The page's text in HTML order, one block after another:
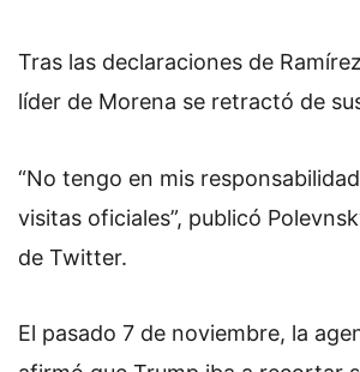
Tras las declaraciones de
líder de Morena se retractó de
“No tengo en mis
visitas oficiales”, publicó
de Twitter.
El pasado 7 de noviembre, la